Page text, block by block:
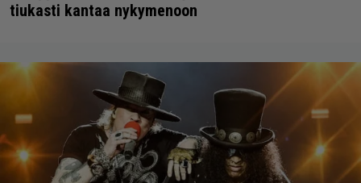
tiukasti kantaa nykymenoon